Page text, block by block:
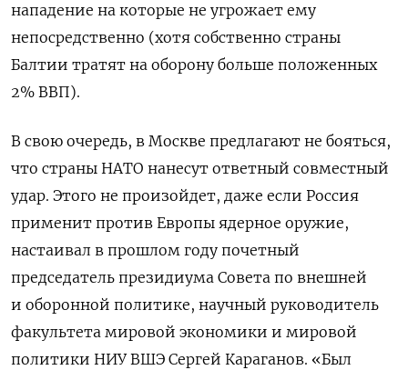
нападение на которые не угрожает ему
непосредственно (хотя собственно страны
Балтии тратят на оборону больше положенных
2% ВВП).
В свою очередь, в Москве предлагают не бояться,
что страны НАТО нанесут ответный совместный
удар. Этого не произойдет, даже если Россия
применит против Европы ядерное оружие,
настаивал в прошлом году почетный
председатель президиума Совета по внешней
и оборонной политике, научный руководитель
факультета мировой экономики и мировой
политики НИУ ВШЭ Сергей Караганов. «Был